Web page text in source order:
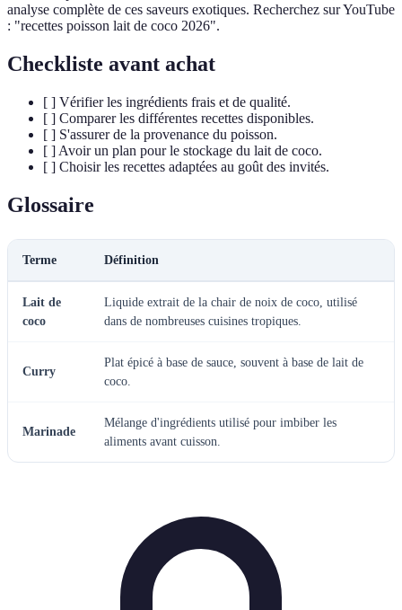
analyse complète de ces saveurs exotiques. Recherchez sur YouTube
: "recettes poisson lait de coco 2026".
Checkliste avant achat
[ ] Vérifier les ingrédients frais et de qualité.
[ ] Comparer les différentes recettes disponibles.
[ ] S'assurer de la provenance du poisson.
[ ] Avoir un plan pour le stockage du lait de coco.
[ ] Choisir les recettes adaptées au goût des invités.
Glossaire
Terme Définition
Lait de
coco
Liquide extrait de la chair de noix de coco, utilisé
dans de nombreuses cuisines tropiques.
Curry
Plat épicé à base de sauce, souvent à base de lait de
coco.
Marinade
Mélange d'ingrédients utilisé pour imbiber les
aliments avant cuisson.